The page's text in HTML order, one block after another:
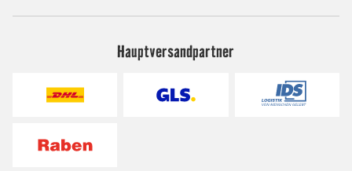
Hauptversandpartner